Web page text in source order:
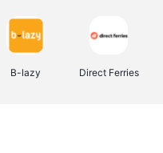
B-lazy Direct Ferries